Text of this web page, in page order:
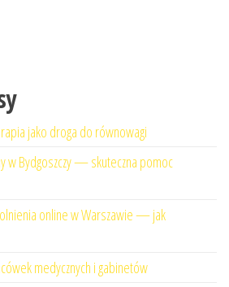
jako droga do równowagi
w Bydgoszczy — skuteczna pomoc
online w Warszawie — jak
medycznych i gabinetów